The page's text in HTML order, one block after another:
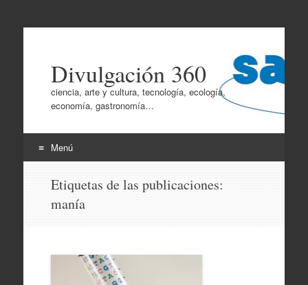
Divulgación 360
ciencia, arte y cultura, tecnología, ecología,
economía, gastronomía…
Menú
contenido
Etiquetas de las publicaciones:
manía